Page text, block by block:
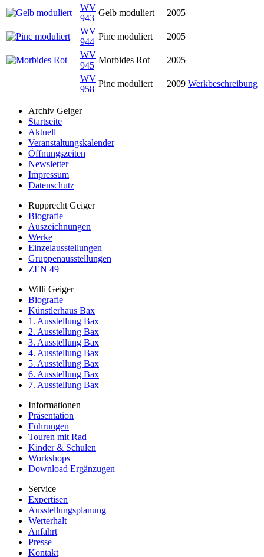
WV
943
Gelb moduliert
2005
WV
944
Pinc moduliert
2005
WV
945
Morbides Rot
2005
WV
958
Pinc moduliert 2009 Werkbeschreibung
Archiv Geiger
Startseite
Aktuell
Veranstaltungskalender
Öffnungszeiten
Newsletter
Impressum
Datenschutz
Rupprecht Geiger
Biografie
Auszeichnungen
Werke
Einzelausstellungen
Gruppenausstellungen
ZEN 49
Willi Geiger
Biografie
Künstlerhaus Bax
1. Ausstellung Bax
2. Ausstellung Bax
3. Ausstellung Bax
4. Ausstellung Bax
5. Ausstellung Bax
6. Ausstellung Bax
7. Ausstellung Bax
Informationen
Präsentation
Führungen
Touren mit Rad
Kinder & Schulen
Workshops
Download Ergänzugen
Service
Expertisen
Ausstellungsplanung
Werterhalt
Anfahrt
Presse
Kontakt